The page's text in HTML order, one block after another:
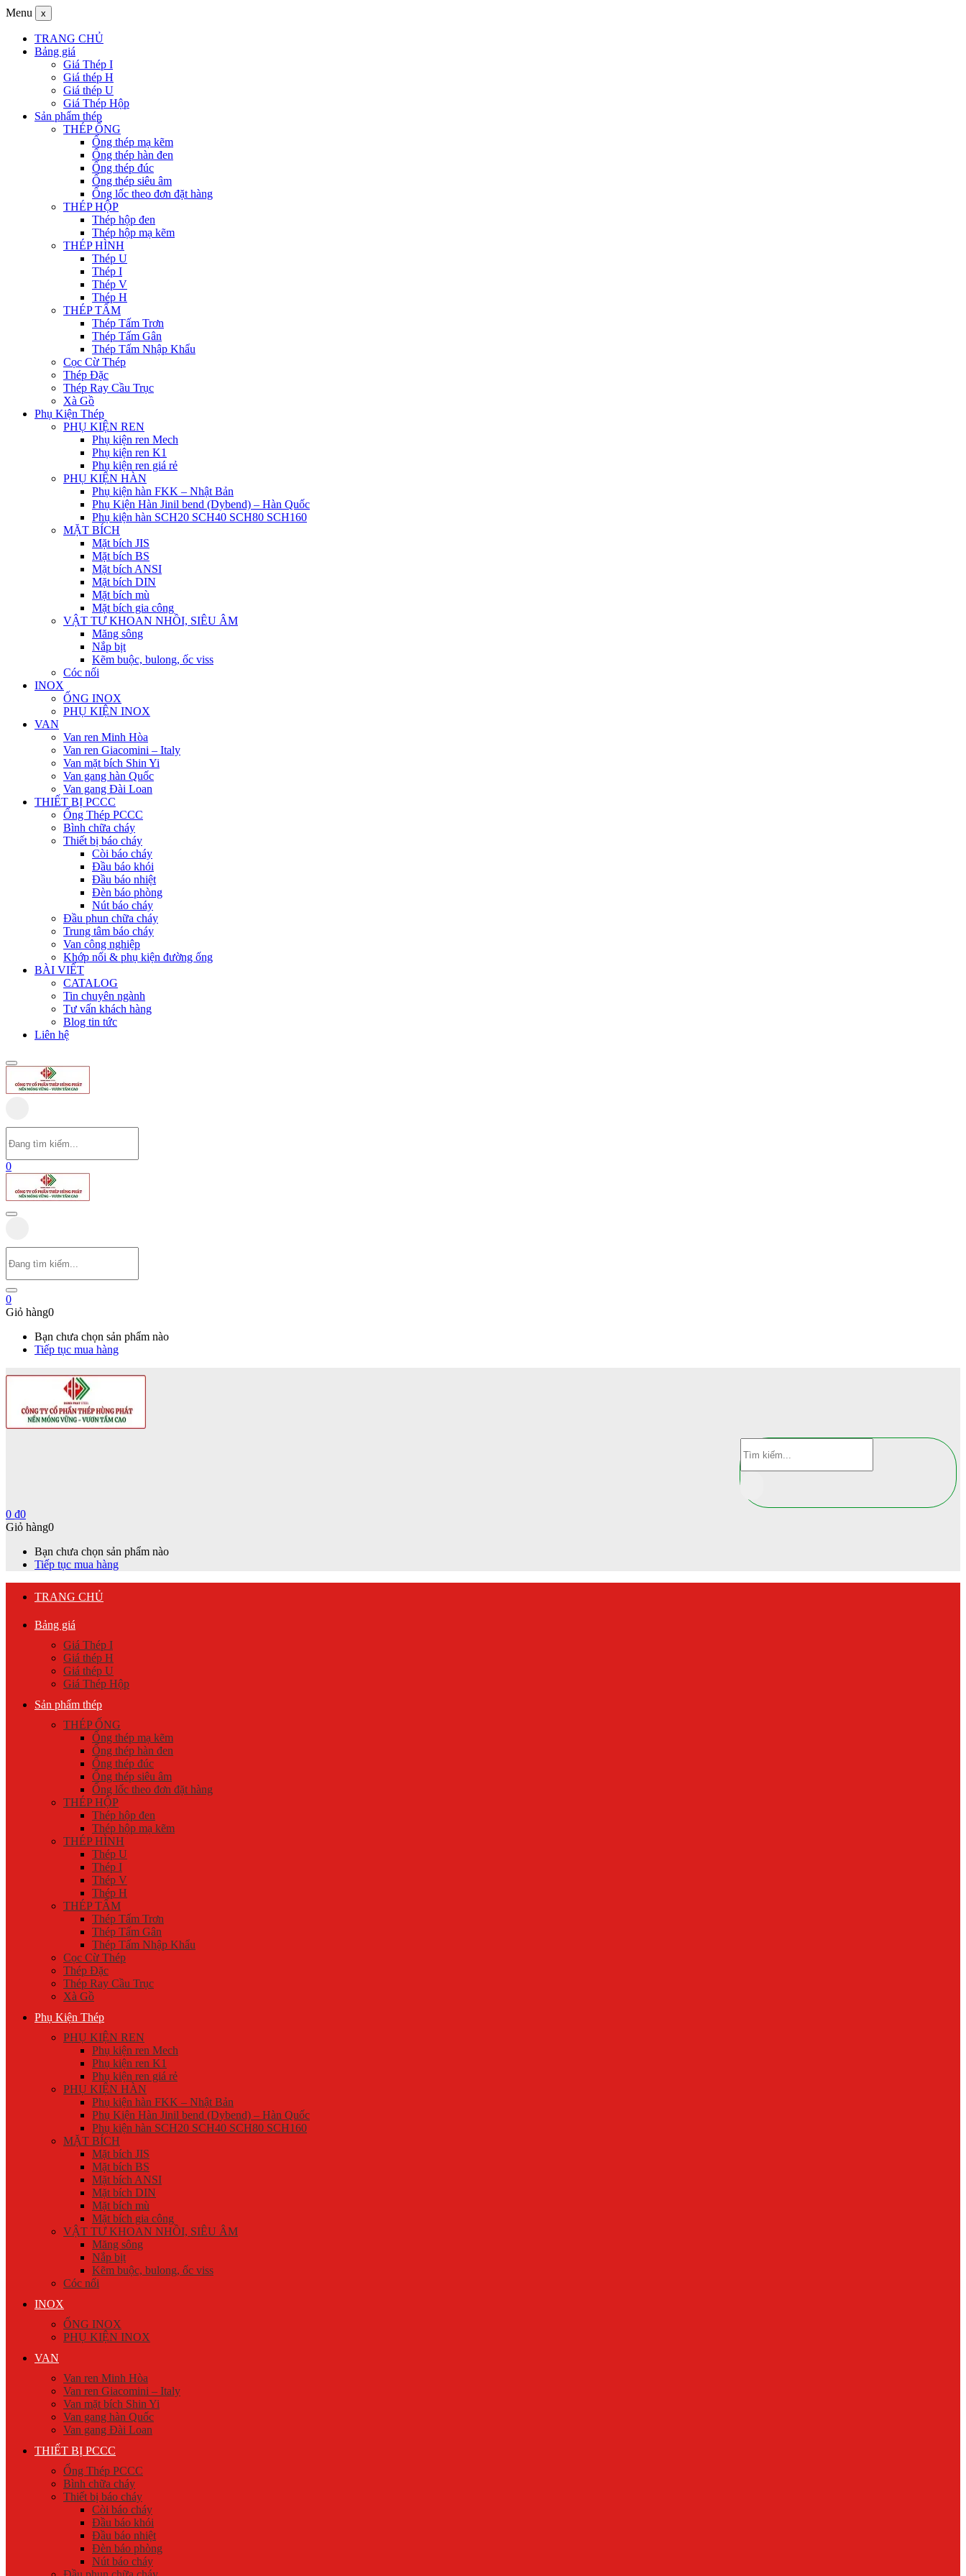
Menu x
TRANG CHỦ
Bảng giá
Giá Thép I
Giá thép H
Giá thép U
Giá Thép Hộp
Sản phẩm thép
THÉP ỐNG
Ống thép mạ kẽm
Ống thép hàn đen
Ống thép đúc
Ống thép siêu âm
Ống lốc theo đơn đặt hàng
THÉP HỘP
Thép hộp đen
Thép hộp mạ kẽm
THÉP HÌNH
Thép U
Thép I
Thép V
Thép H
THÉP TẤM
Thép Tấm Trơn
Thép Tấm Gân
Thép Tấm Nhập Khẩu
Cọc Cừ Thép
Thép Đặc
Thép Ray Cầu Trục
Xà Gồ
Phụ Kiện Thép
PHỤ KIỆN REN
Phụ kiện ren Mech
Phụ kiện ren K1
Phụ kiện ren giá rẻ
PHỤ KIỆN HÀN
Phụ kiện hàn FKK – Nhật Bản
Phụ Kiện Hàn Jinil bend (Dybend) – Hàn Quốc
Phụ kiện hàn SCH20 SCH40 SCH80 SCH160
MẶT BÍCH
Mặt bích JIS
Mặt bích BS
Mặt bích ANSI
Mặt bích DIN
Mặt bích mù
Mặt bích gia công
VẬT TƯ KHOAN NHỒI, SIÊU ÂM
Măng sông
Nắp bịt
Kẽm buộc, bulong, ốc viss
Cóc nối
INOX
ỐNG INOX
PHỤ KIỆN INOX
VAN
Van ren Minh Hòa
Van ren Giacomini – Italy
Van mặt bích Shin Yi
Van gang hàn Quốc
Van gang Đài Loan
THIẾT BỊ PCCC
Ống Thép PCCC
Bình chữa cháy
Thiết bị báo cháy
Còi báo cháy
Đầu báo khói
Đầu báo nhiệt
Đèn báo phòng
Nút báo cháy
Đầu phun chữa cháy
Trung tâm báo cháy
Van công nghiệp
Khớp nối & phụ kiện đường ống
BÀI VIẾT
CATALOG
Tin chuyên ngành
Tư vấn khách hàng
Blog tin tức
Liên hệ
0
0
Giỏ hàng0
Bạn chưa chọn sản phẩm nào
Tiếp tục mua hàng
0 ₫0
Giỏ hàng0
Bạn chưa chọn sản phẩm nào
Tiếp tục mua hàng
TRANG CHỦ
Bảng giá
Giá Thép I
Giá thép H
Giá thép U
Giá Thép Hộp
Sản phẩm thép
THÉP ỐNG
Ống thép mạ kẽm
Ống thép hàn đen
Ống thép đúc
Ống thép siêu âm
Ống lốc theo đơn đặt hàng
THÉP HỘP
Thép hộp đen
Thép hộp mạ kẽm
THÉP HÌNH
Thép U
Thép I
Thép V
Thép H
THÉP TẤM
Thép Tấm Trơn
Thép Tấm Gân
Thép Tấm Nhập Khẩu
Cọc Cừ Thép
Thép Đặc
Thép Ray Cầu Trục
Xà Gồ
Phụ Kiện Thép
PHỤ KIỆN REN
Phụ kiện ren Mech
Phụ kiện ren K1
Phụ kiện ren giá rẻ
PHỤ KIỆN HÀN
Phụ kiện hàn FKK – Nhật Bản
Phụ Kiện Hàn Jinil bend (Dybend) – Hàn Quốc
Phụ kiện hàn SCH20 SCH40 SCH80 SCH160
MẶT BÍCH
Mặt bích JIS
Mặt bích BS
Mặt bích ANSI
Mặt bích DIN
Mặt bích mù
Mặt bích gia công
VẬT TƯ KHOAN NHỒI, SIÊU ÂM
Măng sông
Nắp bịt
Kẽm buộc, bulong, ốc viss
Cóc nối
INOX
ỐNG INOX
PHỤ KIỆN INOX
VAN
Van ren Minh Hòa
Van ren Giacomini – Italy
Van mặt bích Shin Yi
Van gang hàn Quốc
Van gang Đài Loan
THIẾT BỊ PCCC
Ống Thép PCCC
Bình chữa cháy
Thiết bị báo cháy
Còi báo cháy
Đầu báo khói
Đầu báo nhiệt
Đèn báo phòng
Nút báo cháy